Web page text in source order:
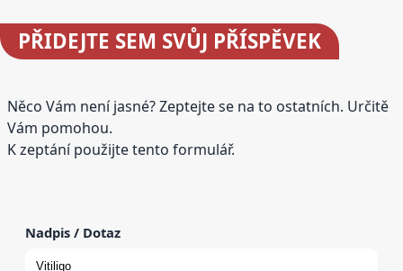
PŘIDEJTE SEM SVŮJ PŘÍSPĚVEK
Něco Vám není jasné? Zeptejte se na to ostatních. Určitě
Vám pomohou.
K zeptání použijte tento formulář.
Nadpis / Dotaz